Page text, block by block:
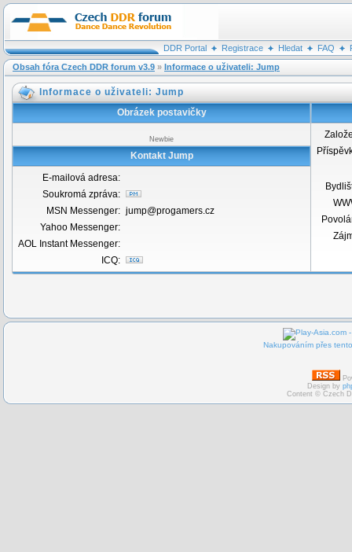
DDR Portal Registrace Hledat FAQ
Obsah fóra Czech DDR forum v3.9 » Informace o uživateli: Jump
Informace o uživateli: Jump
Obrázek postavičky
Newbie
Kontakt Jump
E-mailová adresa:
Soukromá zpráva:
MSN Messenger: jump@progamers.cz
Yahoo Messenger:
AOL Instant Messenger:
ICQ:
Nakupováním přes
Design by
Content © Czech